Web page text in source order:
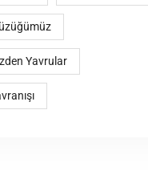
Yavrular